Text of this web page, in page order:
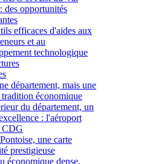
des opportunités
efficaces d'aides aux
et au
technologique
département, mais une
économique
du département, un
: l'aéroport
CDG
une carte
prestigieuse
économique dense,